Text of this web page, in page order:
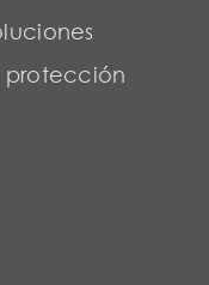
protección